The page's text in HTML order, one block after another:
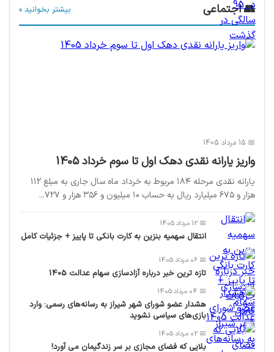
👥 اجتماعی بیشتر بخوانید »
📅 15 مرداد 1405
واریز یارانه نقدی دهک اول تا سوم خرداد 1405
یارانه نقدی مرحله ۱۸۴ مربوط به خرداد ماه سال جاری به مبلغ ۱۱۲
هزار و ۶۷۵ میلیارد ریال به حساب ۱۰ میلیون و ۳۵۶ هزار و ۷۲۷...
📅 12 مرداد 1405
انتقال سهمیه بنزین به کارت بانکی تا پاییز + جزئیات کامل
📅 06 مرداد 1405
تازه ترین خبر درباره آزادسازی سهام عدالت 1405
📅 04 مرداد 1405
هشدار عضو شورای شهر شیراز به رسانه‌های رسمی: وارد
بازی‌های سیاسی نشوید
📅 02 مرداد 1405
بلایی که فضای مجازی بر سر زندگیمان می آورد!